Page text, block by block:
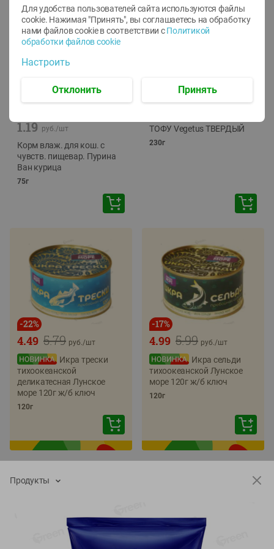
1.19 руб./шт
Корм влаж. для кош. с
чувств. пищевар. Пурина
Ван курица
75г
ТОФУ Vegetus ТВЕРДЫЙ
230г
-22%
5.79
4.49 руб./шт
Икра трески
тихоокеанской
деликатесная Лунское
море 120г ж/б ключ
120г
-17%
5.99
4.99 руб./шт
Икра сельди
тихоокеанской Лунское
море 120г ж/б ключ
120г
Продукты
Для удобства пользователей сайта используются файлы
cookie. Нажимая "Принять", вы соглашаетесь на обработку
нами файлов cookie в соответствии с Политикой
обработки файлов cookie
Настроить
Отклонить Принять